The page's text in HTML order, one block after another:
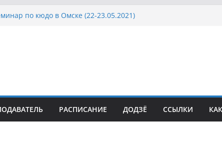
по кюдо в Омске (22-23.05.2021)
РАСПИСАНИЕ ДОДЗЁ ССЫЛКИ